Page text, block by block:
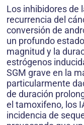
Los inhibidores de
recurrencia del
conversión de
un profundo
magnitud y la
estrógenos
SGM grave en la
particularmente
de duración
el tamoxifeno, los
incidencia de